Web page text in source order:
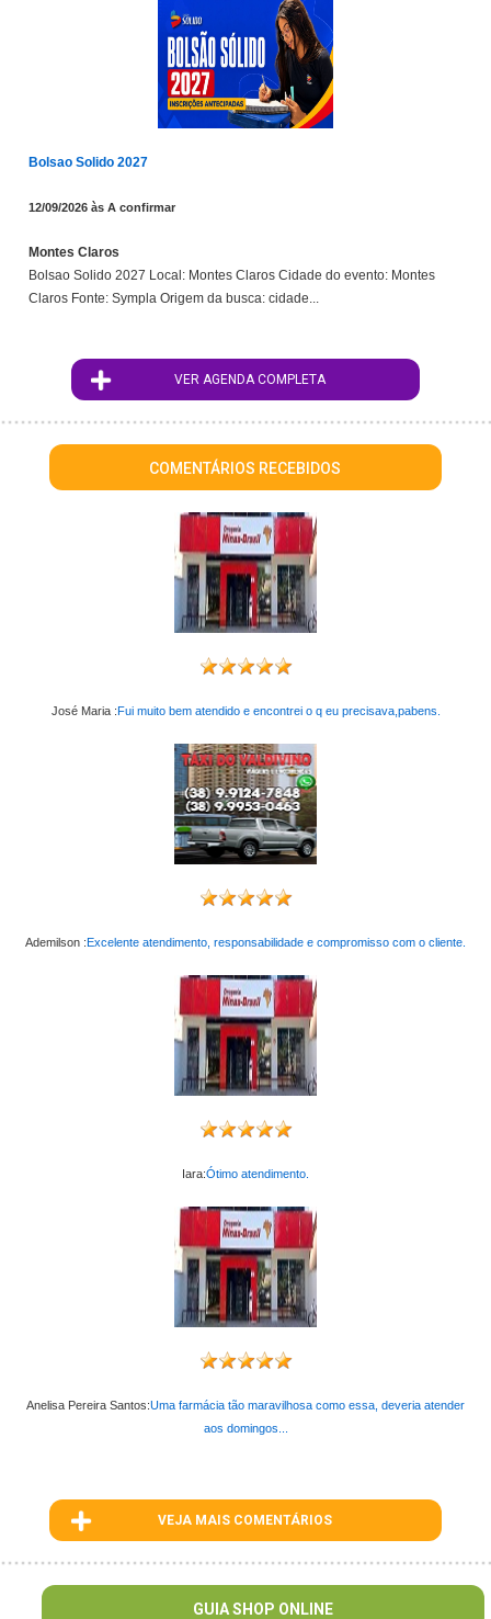
Bolsao Solido 2027
12/09/2026 às A confirmar
Montes Claros
Bolsao Solido 2027 Local: Montes Claros Cidade do evento: Montes
Claros Fonte: Sympla Origem da busca: cidade...
VER AGENDA COMPLETA
COMENTÁRIOS RECEBIDOS
José Maria :Fui muito bem atendido e encontrei o q eu precisava,pabens.
Ademilson :Excelente atendimento, responsabilidade e compromisso com o cliente.
Iara:Ótimo atendimento.
Anelisa Pereira Santos:Uma farmácia tão maravilhosa como essa, deveria atender
aos domingos...
VEJA MAIS COMENTÁRIOS
GUIA SHOP ONLINE